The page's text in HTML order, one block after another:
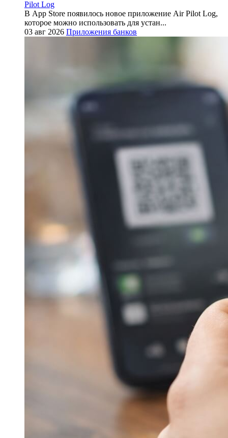
Pilot Log
В App Store появилось новое приложение Air Pilot Log,
которое можно использовать для устан...
03 авг 2026 Приложения банков